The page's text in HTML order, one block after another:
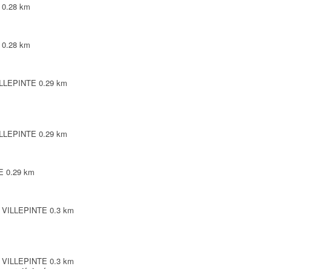
0.28 km
0.28 km
0.29 km
0.29 km
0.29 km
0.3 km
0.3 km